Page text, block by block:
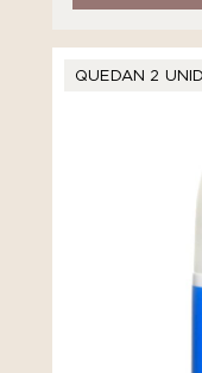
QUEDAN 2